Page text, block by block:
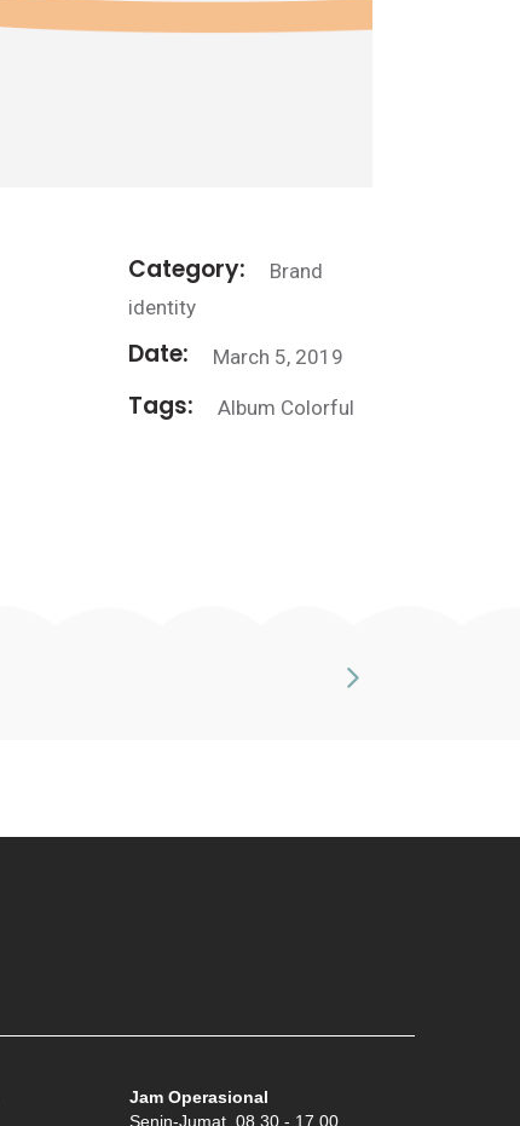
Category:
Brand
identity
Date: March 5, 2019
Tags: Album Colorful
Jam Operasional
Senin-Jumat, 08.30 - 17.00